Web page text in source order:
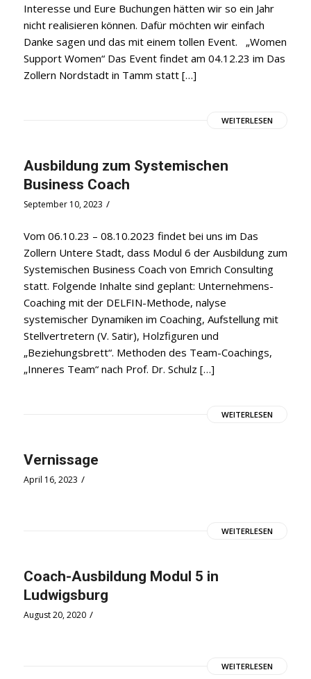
Interesse und Eure Buchungen hätten wir so ein Jahr
nicht realisieren können. Dafür möchten wir einfach
Danke sagen und das mit einem tollen Event. „Women
Support Women“ Das Event findet am 04.12.23 im Das
Zollern Nordstadt in Tamm statt […]
WEITERLESEN
Ausbildung zum Systemischen
Business Coach
September 10, 2023 /
Vom 06.10.23 – 08.10.2023 findet bei uns im Das
Zollern Untere Stadt, dass Modul 6 der Ausbildung zum
Systemischen Business Coach von Emrich Consulting
statt. Folgende Inhalte sind geplant: Unternehmens-
Coaching mit der DELFIN-Methode, nalyse
systemischer Dynamiken im Coaching, Aufstellung mit
Stellvertretern (V. Satir), Holzfiguren und
„Beziehungsbrett“. Methoden des Team-Coachings,
„Inneres Team“ nach Prof. Dr. Schulz […]
WEITERLESEN
Vernissage
April 16, 2023 /
WEITERLESEN
Coach-Ausbildung Modul 5 in
Ludwigsburg
August 20, 2020 /
WEITERLESEN